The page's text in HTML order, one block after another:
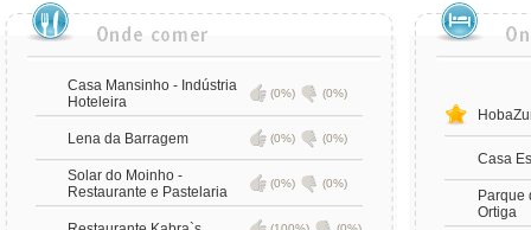
Casa Mansinho - Indústria
Hoteleira
(0%) (0%)
Lena da Barragem (0%) (0%)
Solar do Moinho -
Restaurante e Pastelaria
(0%) (0%)
Casa
Parque
Ortiga